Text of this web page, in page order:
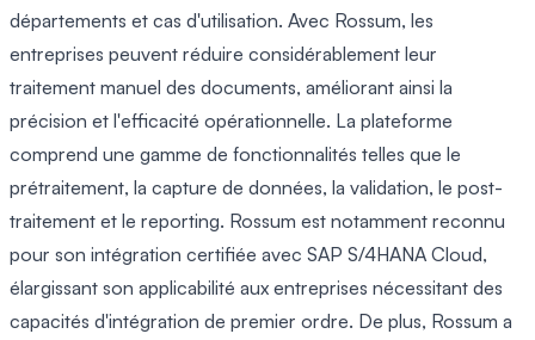
départements et cas d'utilisation. Avec Rossum, les
entreprises peuvent réduire considérablement leur
traitement manuel des documents, améliorant ainsi la
précision et l'efficacité opérationnelle. La plateforme
comprend une gamme de fonctionnalités telles que le
prétraitement, la capture de données, la validation, le post-
traitement et le reporting. Rossum est notamment reconnu
pour son intégration certifiée avec SAP S/4HANA Cloud,
élargissant son applicabilité aux entreprises nécessitant des
capacités d'intégration de premier ordre. De plus, Rossum a